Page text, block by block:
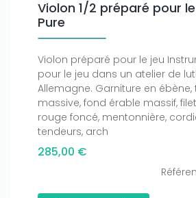
Violon 1/2 préparé pour
Pure
Violon préparé pour le jeu
pour le jeu dans un atelier de
Allemagne. Garniture en
massive, fond érable massif,
rouge foncé, mentonnière,
tendeurs, arch
285,00 €